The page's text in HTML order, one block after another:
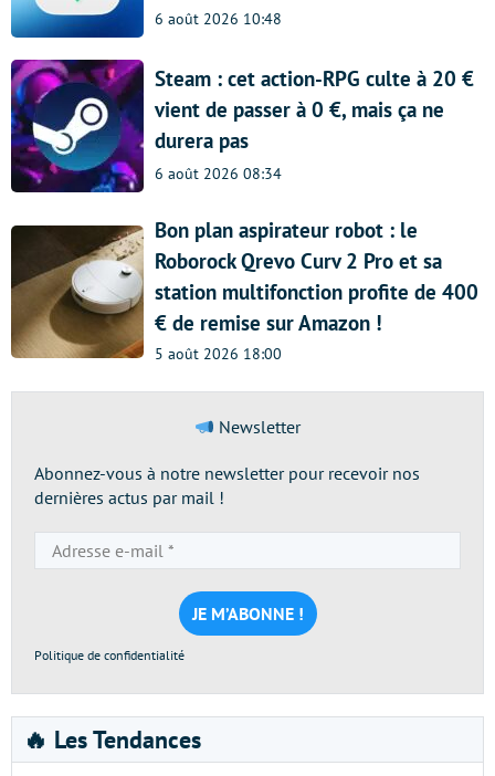
6 août 2026 10:48
Steam : cet action-RPG culte à 20 €
vient de passer à 0 €, mais ça ne
durera pas
6 août 2026 08:34
Bon plan aspirateur robot : le
Roborock Qrevo Curv 2 Pro et sa
station multifonction profite de 400
€ de remise sur Amazon !
5 août 2026 18:00
Newsletter
Abonnez-vous à notre newsletter pour recevoir nos
dernières actus par mail !
e-
mail
*
Politique de confidentialité
🔥 Les Tendances